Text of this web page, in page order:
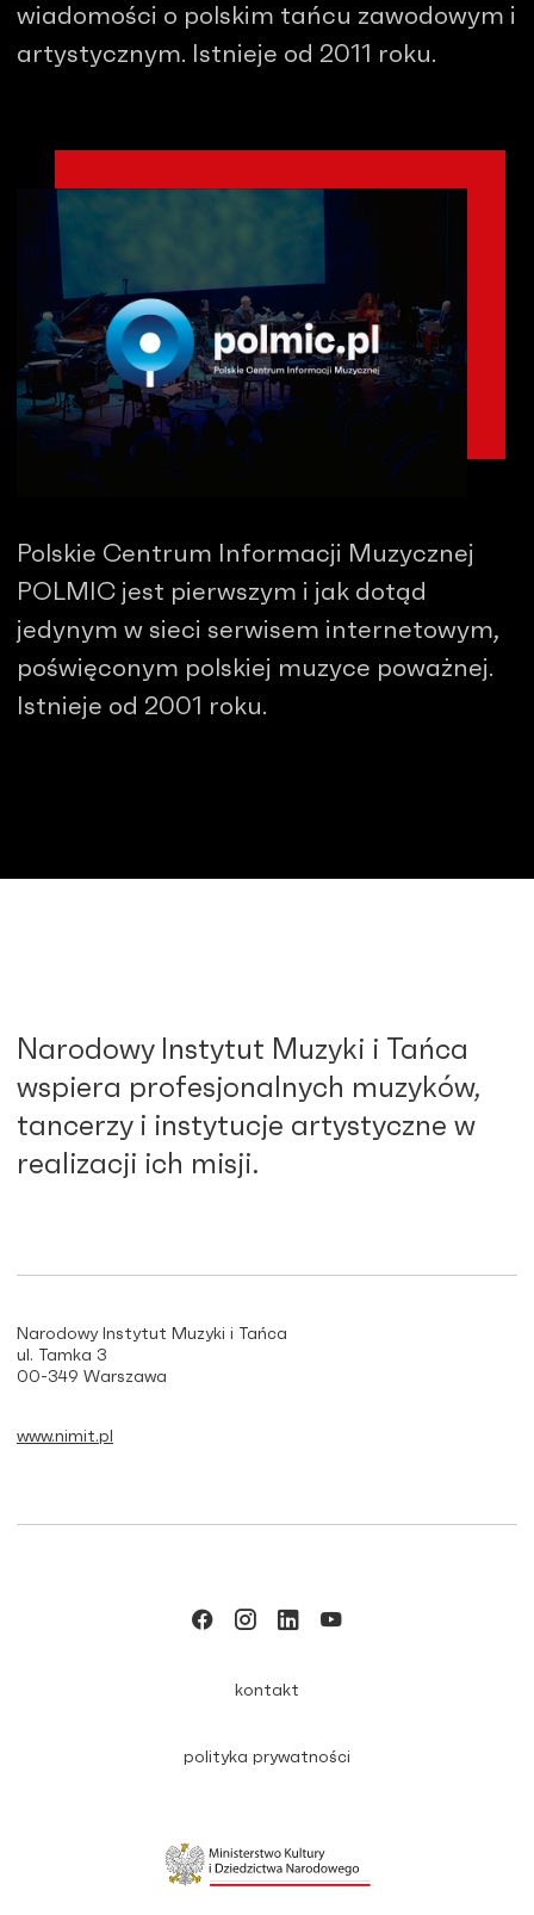
wiadomości o polskim tańcu zawodowym i
artystycznym. Istnieje od 2011 roku.
Polskie Centrum Informacji Muzycznej
POLMIC jest pierwszym i jak dotąd
jedynym w sieci serwisem internetowym,
poświęconym polskiej muzyce poważnej.
Istnieje od 2001 roku.
Narodowy Instytut Muzyki i Tańca
wspiera profesjonalnych muzyków,
tancerzy i instytucje artystyczne w
realizacji ich misji.
Narodowy Instytut Muzyki i Tańca
ul. Tamka 3
00-349 Warszawa
www.nimit.pl
kontakt
polityka prywatności